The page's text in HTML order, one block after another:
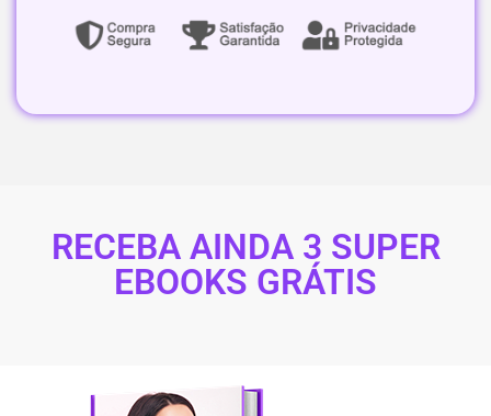
RECEBA AINDA 3 SUPER
EBOOKS GRÁTIS